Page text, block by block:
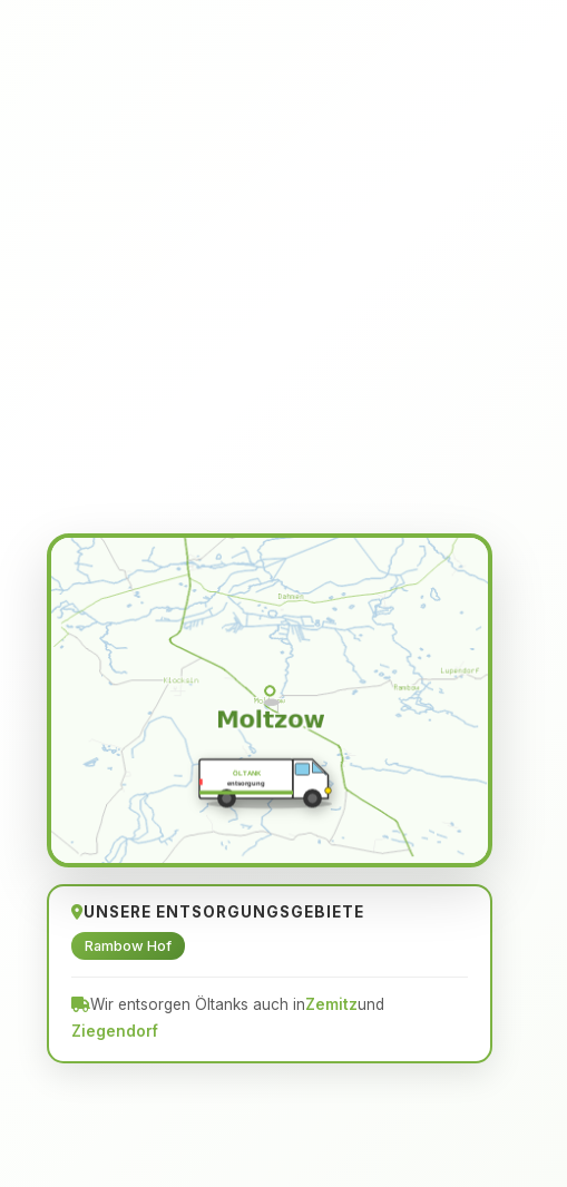
ÖLTANK
entsorgung
UNSERE ENTSORGUNGSGEBIETE
Rambow Hof
Wir entsorgen Öltanks auch inZemitzund
Ziegendorf